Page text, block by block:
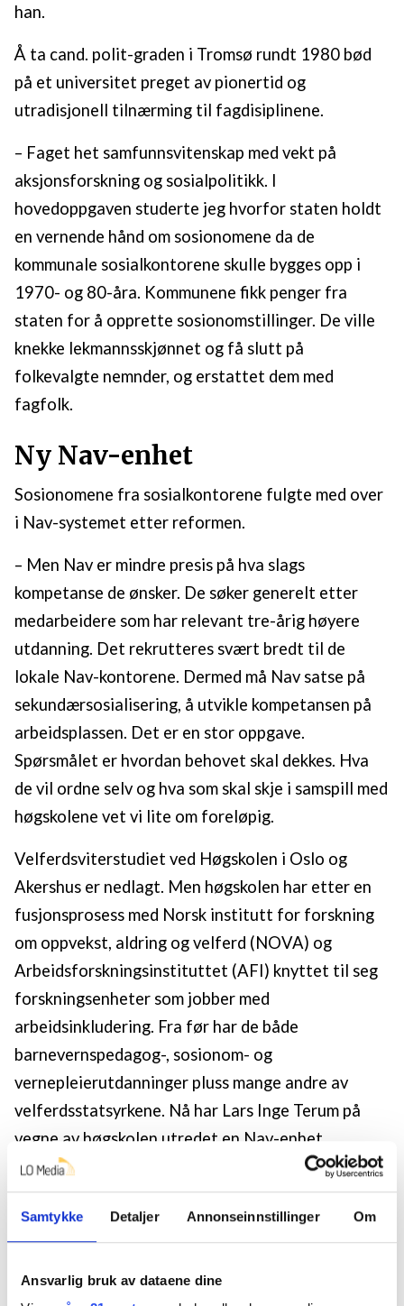
Samtykke Detaljer Annonseinnstillinger Om
Ansvarlig bruk av dataene dine
han.
Å ta cand. polit-graden i Tromsø rundt 1980 bød
på et universitet preget av pionertid og
utradisjonell tilnærming til fagdisiplinene.
– Faget het samfunnsvitenskap med vekt på
aksjonsforskning og sosialpolitikk. I
hovedoppgaven studerte jeg hvorfor staten holdt
en vernende hånd om sosionomene da de
kommunale sosialkontorene skulle bygges opp i
1970- og 80-åra. Kommunene fikk penger fra
staten for å opprette sosionomstillinger. De ville
knekke lekmannsskjønnet og få slutt på
folkevalgte nemnder, og erstattet dem med
fagfolk.
Ny Nav-enhet
Sosionomene fra sosialkontorene fulgte med over
i Nav-systemet etter reformen.
– Men Nav er mindre presis på hva slags
kompetanse de ønsker. De søker generelt etter
medarbeidere som har relevant tre-årig høyere
utdanning. Det rekrutteres svært bredt til de
lokale Nav-kontorene. Dermed må Nav satse på
sekundærsosialisering, å utvikle kompetansen på
arbeidsplassen. Det er en stor oppgave.
Spørsmålet er hvordan behovet skal dekkes. Hva
de vil ordne selv og hva som skal skje i samspill med
høgskolene vet vi lite om foreløpig.
Velferdsviterstudiet ved Høgskolen i Oslo og
Akershus er nedlagt. Men høgskolen har etter en
fusjonsprosess med Norsk institutt for forskning
om oppvekst, aldring og velferd (NOVA) og
Arbeidsforskningsinstituttet (AFI) knyttet til seg
forskningsenheter som jobber med
arbeidsinkludering. Fra før har de både
barnevernspedagog-, sosionom- og
vernepleierutdanninger pluss mange andre av
velferdsstatsyrkene. Nå har Lars Inge Terum på
vegne av høgskolen utredet en Nav-enhet.
Foreløpig har høgskolen lagt knapt to millioner i
potten. Utvalget anbefaler at høgskolen gir
ytterligere to millioner, med et fromt håp om at
– Det er et forsøk på å etablere linker på tvers av